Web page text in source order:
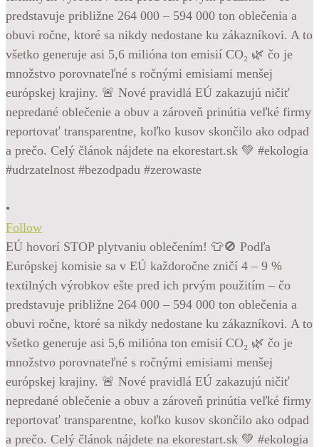
•
Follow
EÚ hovorí STOP plytvaniu oblečením! 👕🚫 Podľa
Európskej komisie sa v EÚ každoročne zničí 4 – 9 %
textilných výrobkov ešte pred ich prvým použitím – čo
predstavuje približne 264 000 – 594 000 ton oblečenia a
obuvi ročne, ktoré sa nikdy nedostane ku zákazníkovi. A to
všetko generuje asi 5,6 milióna ton emisií CO₂ 🌿 čo je
množstvo porovnateľné s ročnými emisiami menšej
európskej krajiny. 🚨 Nové pravidlá EÚ zakazujú ničiť
nepredané oblečenie a obuv a zároveň prinútia veľké firmy
reportovať transparentne, koľko kusov skončilo ako odpad
a prečo. Celý článok nájdete na ekorestart.sk 💚 #ekologia